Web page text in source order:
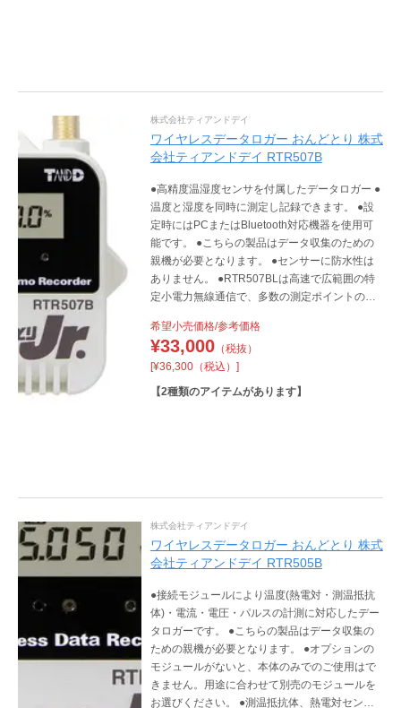
株式会社ティアンドデイ
ワイヤレスデータロガー おんどとり 株式
会社ティアンドデイ RTR507B
●高精度温湿度センサを付属したデータロガー ●
温度と湿度を同時に測定し記録できます。 ●設
定時にはPCまたはBluetooth対応機器を使用可
能です。 ●こちらの製品はデータ収集のための
親機が必要となります。 ●センサーに防水性は
ありません。 ●RTR507BLは高速で広範囲の特
定小電力無線通信で、多数の測定ポイントのデ
容量バッテリーパックを搭載した長期計測対応
モデルです。
希望小売価格/参考価格
¥33,000（税抜）
[¥36,300（税込）]
【2種類のアイテムがあります】
株式会社ティアンドデイ
ワイヤレスデータロガー おんどとり 株式
会社ティアンドデイ RTR505B
●接続モジュールにより温度(熱電対・測温抵抗
体)・電流・電圧・パルスの計測に対応したデー
タロガーです。 ●こちらの製品はデータ収集の
ための親機が必要となります。 ●オプションの
モジュールがないと、本体のみでのご使用はで
きません。用途に合わせて別売のモジュールを
お選びください。 ●測温抵抗体、熱電対センサ